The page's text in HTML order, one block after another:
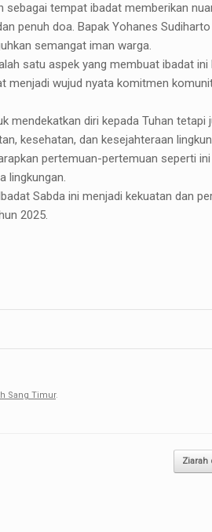
sebagai tempat ibadat memberikan
penuh doa. Bapak Yohanes
semangat iman warga.
satu aspek yang membuat ibadat ini
menjadi wujud nyata komitmen
mendekatkan diri kepada Tuhan
kesehatan, dan kesejahteraan
pertemuan-pertemuan seperti
lingkungan.
Sabda ini menjadi kekuatan dan
2025.
Sang Timur.
Ziarah